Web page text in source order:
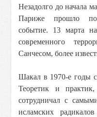
Незадолго до начала
Париже прошло
событие. 13 марта
современного
Санчесом, более
Шакал в 1970-е годы
Теоретик и
сотрудничал с
исламских